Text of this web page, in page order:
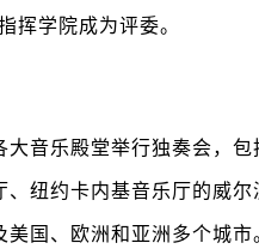
挥学院成为评委。
大音乐殿堂举行独奏会，
、纽约卡内基音乐厅的威
国、欧洲和亚洲多个城市。